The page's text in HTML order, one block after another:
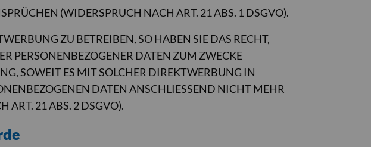
(WIDERSPRUCH NACH ART. 21 ABS. 1 DSGVO).
ZU BETREIBEN, SO HABEN SIE DAS RECHT,
PERSONENBEZOGENER DATEN ZUM ZWECKE
SOWEIT ES MIT SOLCHER DIREKTWERBUNG IN
DATEN ANSCHLIESSEND NICHT MEHR
ART. 21 ABS. 2 DSGVO).